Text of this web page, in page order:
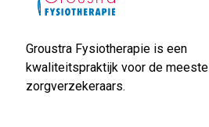
Groustra Fysiotherapie is een
kwaliteitspraktijk voor de meeste
zorgverzekeraars.